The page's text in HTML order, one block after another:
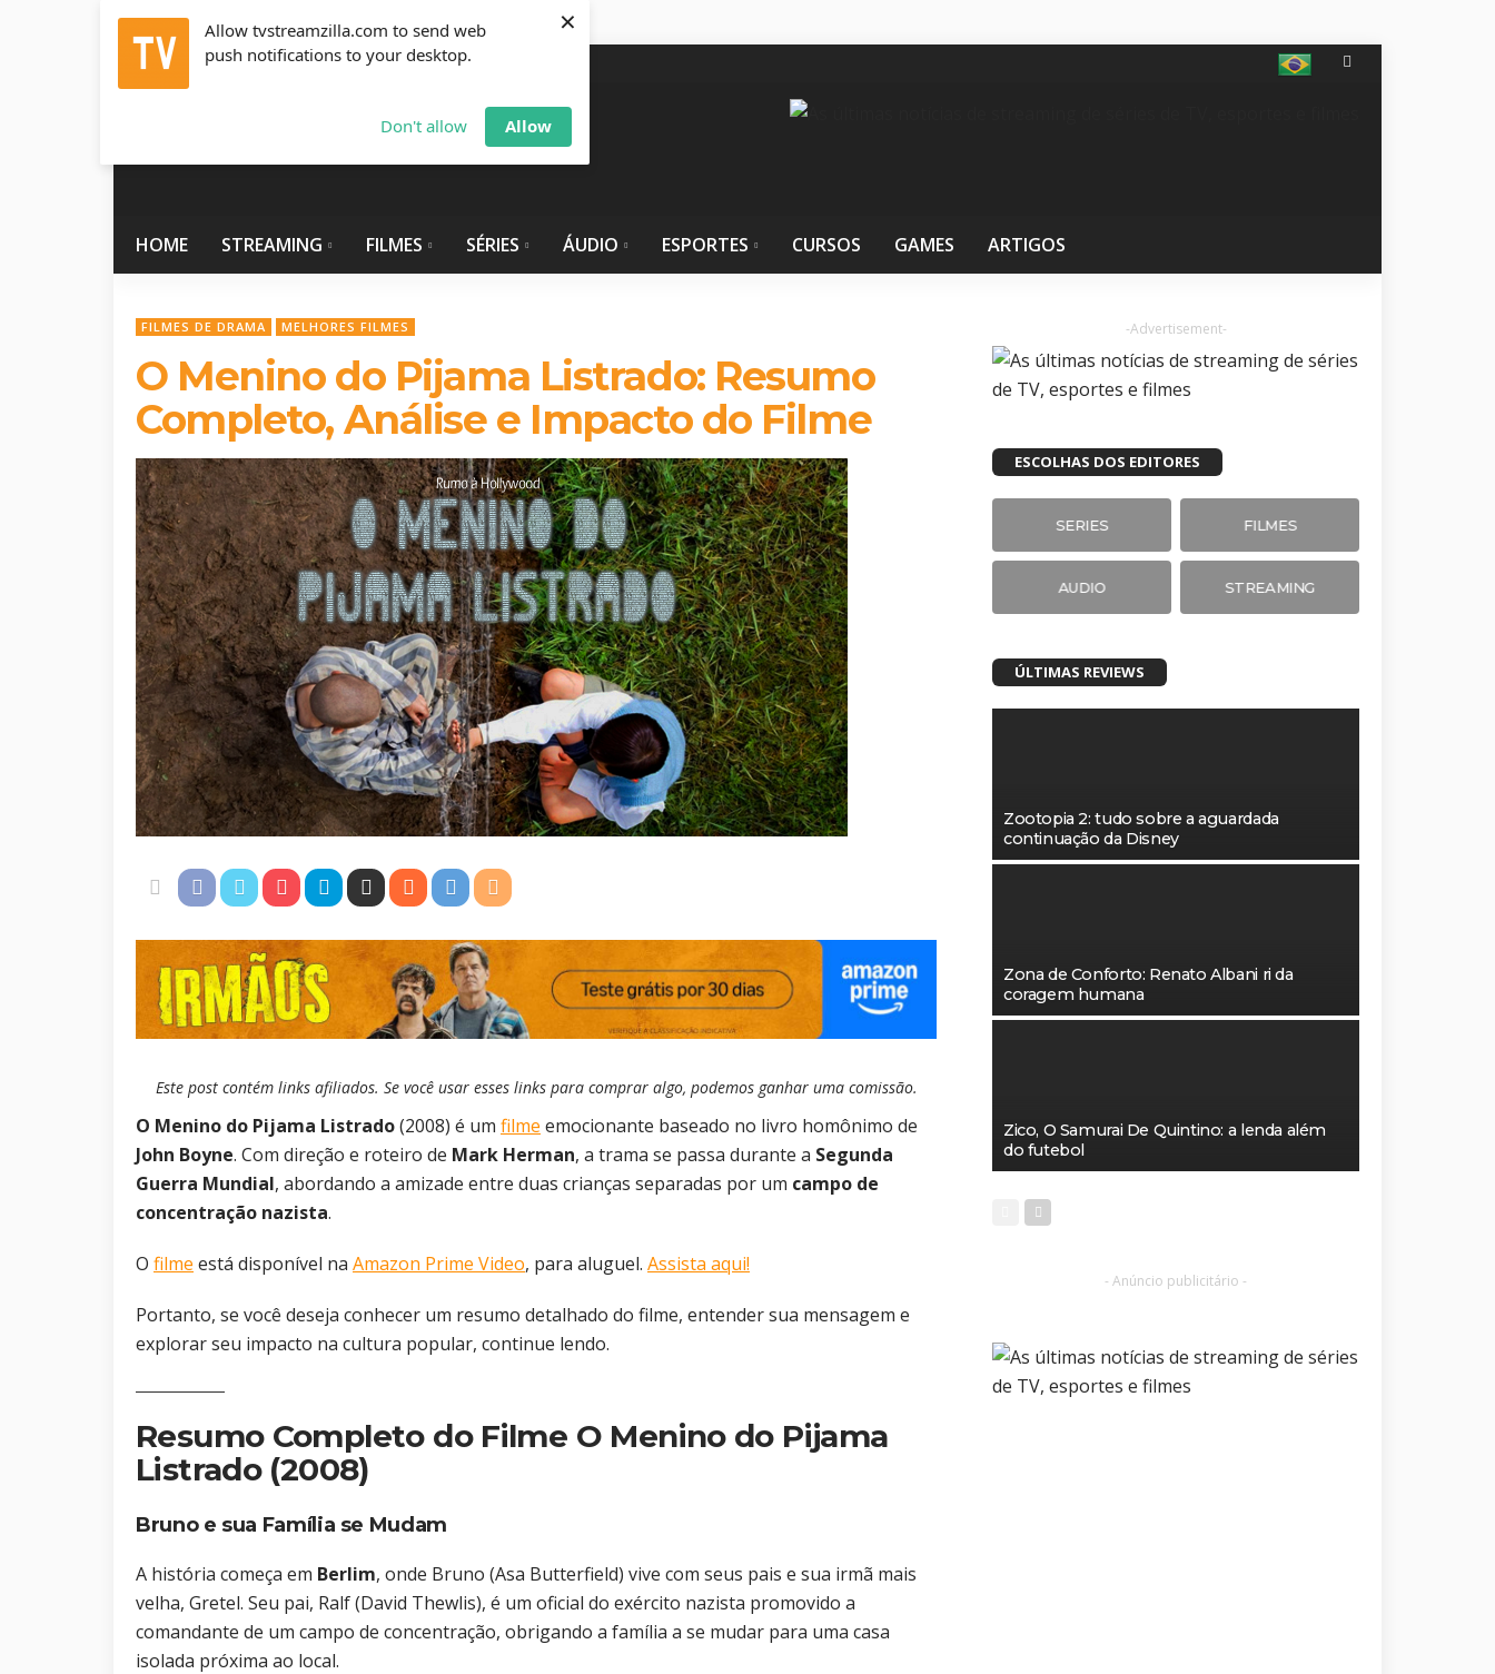
Allow tvstreamzilla.com to send web
push notifications to your desktop.
Don't allow Allow
×
Sexta-Feira, Agosto 7, 2026 info@tvstreamzilla.com
HOME STREAMING FILMES SÉRIES ÁUDIO ESPORTES CURSOS GAMES ARTIGOS
FILMES DE DRAMA MELHORES FILMES
O Menino do Pijama Listrado: Resumo
Completo, Análise e Impacto do Filme
Este post contém links afiliados. Se você usar esses links para comprar algo, podemos ganhar uma comissão.
O Menino do Pijama Listrado(2008) é um filme emocionante baseado no livro homônimo de
John Boyne. Com direção e roteiro de Mark Herman, a trama se passa durante a Segunda
Guerra Mundial, abordando a amizade entre duas crianças separadas por um campo de
concentração nazista.
O filme está disponível na Amazon Prime Video, para aluguel. Assista aqui!
Portanto, se você deseja conhecer um resumo detalhado do filme, entender sua mensagem e
explorar seu impacto na cultura popular, continue lendo.
Resumo Completo do Filme O Menino do Pijama
Listrado (2008)
Bruno e sua Família se Mudam
A história começa em Berlim, onde Bruno (Asa Butterfield) vive com seus pais e sua irmã mais
velha, Gretel. Seu pai, Ralf (David Thewlis), é um oficial do exército nazista promovido a
comandante de um campo de concentração, obrigando a família a se mudar para uma casa
isolada próxima ao local.
-Advertisement-
ESCOLHAS DOS EDITORES
SERIES FILMES
AUDIO STREAMING
ÚLTIMAS REVIEWS
Zootopia 2: tudo sobre a aguardada
continuação da Disney
Zona de Conforto: Renato Albani ri da
coragem humana
Zico, O Samurai De Quintino: a lenda além
do futebol
- Anúncio publicitário -